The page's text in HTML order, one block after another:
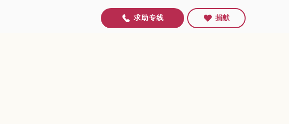
求助专线 捐献